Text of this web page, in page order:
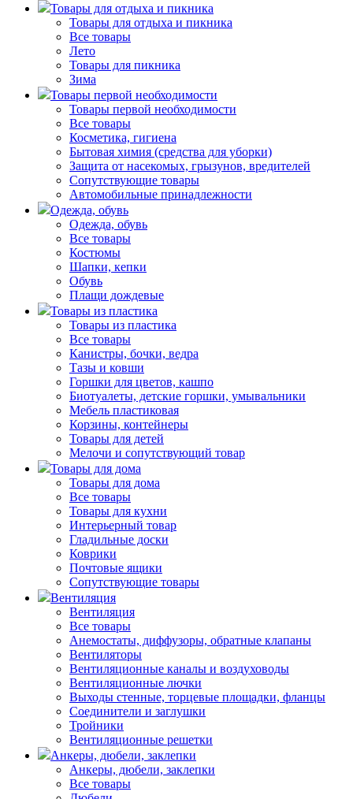
Товары для отдыха и пикника
Товары для отдыха и пикника
Все товары
Лето
Товары для пикника
Зима
Товары первой необходимости
Товары первой необходимости
Все товары
Косметика, гигиена
Бытовая химия (средства для уборки)
Защита от насекомых, грызунов, вредителей
Сопутствующие товары
Автомобильные принадлежности
Одежда, обувь
Одежда, обувь
Все товары
Костюмы
Шапки, кепки
Обувь
Плащи дождевые
Товары из пластика
Товары из пластика
Все товары
Канистры, бочки, ведра
Тазы и ковши
Горшки для цветов, кашпо
Биотуалеты, детские горшки, умывальники
Мебель пластиковая
Корзины, контейнеры
Товары для детей
Мелочи и сопутствующий товар
Товары для дома
Товары для дома
Все товары
Товары для кухни
Интерьерный товар
Гладильные доски
Коврики
Почтовые ящики
Сопутствующие товары
Вентиляция
Вентиляция
Все товары
Анемостаты, диффузоры, обратные клапаны
Вентиляторы
Вентиляционные каналы и воздуховоды
Вентиляционные лючки
Выходы стенные, торцевые площадки, фланцы
Соединители и заглушки
Тройники
Вентиляционные решетки
Анкеры, дюбели, заклепки
Анкеры, дюбели, заклепки
Все товары